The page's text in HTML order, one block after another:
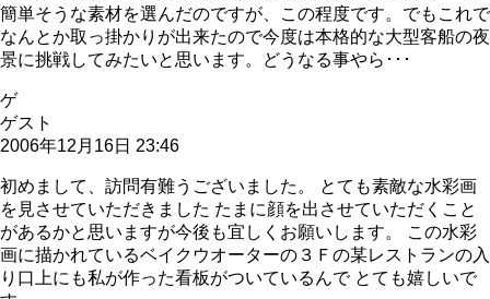
簡単そうな素材を選んだのですが、この程度です。でもこれで
なんとか取っ掛かりが出来たので今度は本格的な大型客船の夜
景に挑戦してみたいと思います。どうなる事やら･･･
ゲ
ゲスト
2006年12月16日 23:46
初めまして、訪問有難うございました。 とても素敵な水彩画
を見させていただきました たまに顔を出させていただくこと
があるかと思いますが今後も宜しくお願いします。 この水彩
画に描かれているベイクウオーターの３Ｆの某レストランの入
り口上にも私が作った看板がついているんで とても嬉しいで